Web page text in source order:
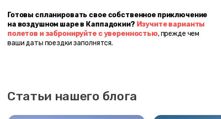
Готовы спланировать свое собственное приключение
на воздушном шаре в Каппадокии? Изучите варианты
полетов и забронируйте с уверенностью, прежде чем
ваши даты поездки заполнятся.
Статьи нашего блога